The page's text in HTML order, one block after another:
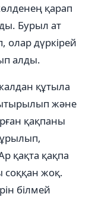
қарап
Бурыл ат
олар дүркірей
алды.
құтыла
және
қақпаны
қақта қақпа
соққан жоқ.
білмей